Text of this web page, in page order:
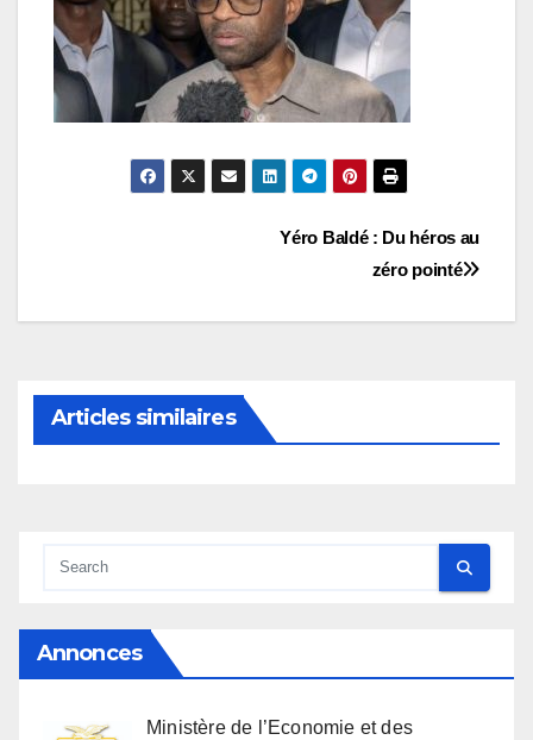
Yéro Baldé : Du héros au
zéro pointé
Articles similaires
Annonces
Ministère de l’Economie et des